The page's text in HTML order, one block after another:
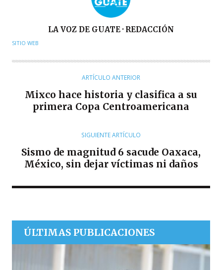
U
O
LA VOZ DE GUATE · REDACCIÓN
SITIO WEB
ARTÍCULO ANTERIOR
Mixco hace historia y clasifica a su
primera Copa Centroamericana
SIGUIENTE ARTÍCULO
Sismo de magnitud 6 sacude Oaxaca,
México, sin dejar víctimas ni daños
ÚLTIMAS PUBLICACIONES